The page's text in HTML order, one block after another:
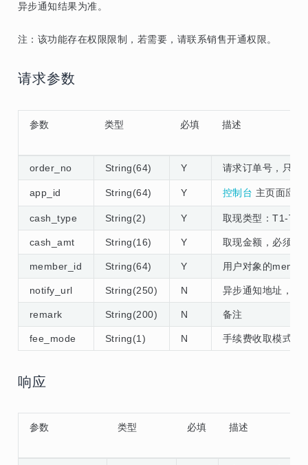
异步通知结果为准。
注：该功能存在权限限制，若需要，请联系销售开通权限。
请求参数
参数 类型 必填 描述
order_no String(64) Y 请求订单号，只能
app_id String(64) Y 控制台 主页面应
cash_type String(2) Y 取现类型：T1-
cash_amt String(16) Y 取现金额，必须大
member_id String(64) Y 用户对象的
notify_url String(250) N 异步通知地址，
remark String(200) N 备注
fee_mode String(1) N 手续费收取模式：
响应
参数 类型 必填 描述